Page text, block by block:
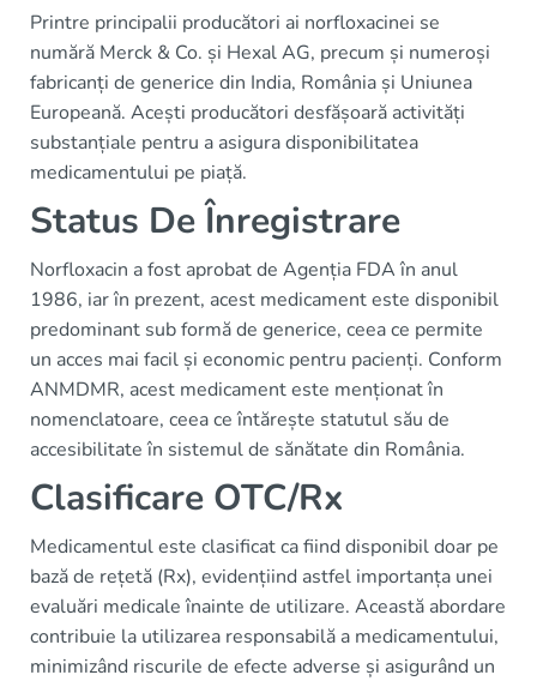
Printre principalii producători ai norfloxacinei se
numără Merck & Co. și Hexal AG, precum și numeroși
fabricanți de generice din India, România și Uniunea
Europeană. Acești producători desfășoară activități
substanțiale pentru a asigura disponibilitatea
medicamentului pe piață.
Status De Înregistrare
Norfloxacin a fost aprobat de Agenția FDA în anul
1986, iar în prezent, acest medicament este disponibil
predominant sub formă de generice, ceea ce permite
un acces mai facil și economic pentru pacienți. Conform
ANMDMR, acest medicament este menționat în
nomenclatoare, ceea ce întărește statutul său de
accesibilitate în sistemul de sănătate din România.
Clasificare OTC/Rx
Medicamentul este clasificat ca fiind disponibil doar pe
bază de rețetă (Rx), evidențiind astfel importanța unei
evaluări medicale înainte de utilizare. Această abordare
contribuie la utilizarea responsabilă a medicamentului,
minimizând riscurile de efecte adverse și asigurând un